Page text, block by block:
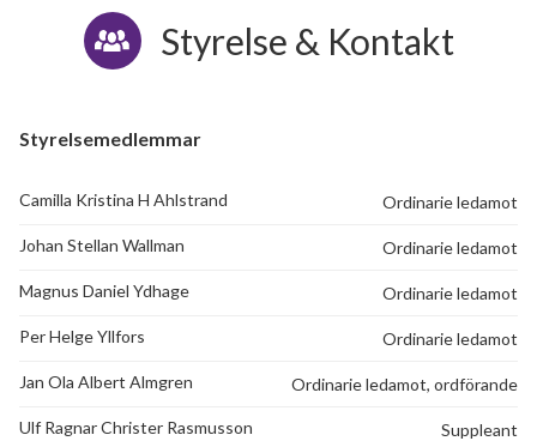
Styrelse & Kontakt
Styrelsemedlemmar
Camilla Kristina H Ahlstrand Ordinarie ledamot
Johan Stellan Wallman Ordinarie ledamot
Magnus Daniel Ydhage Ordinarie ledamot
Per Helge Yllfors Ordinarie ledamot
Jan Ola Albert Almgren Ordinarie ledamot, ordförande
Ulf Ragnar Christer Rasmusson Suppleant